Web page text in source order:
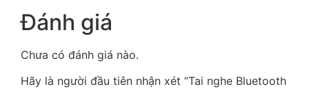
của tai nghe.
Điều khiển dễ dàng bằng
cảm ứng
Đánh giá
Chưa có đánh giá nào.
Hãy là người đầu tiên nhận xét “Tai nghe Bluetooth